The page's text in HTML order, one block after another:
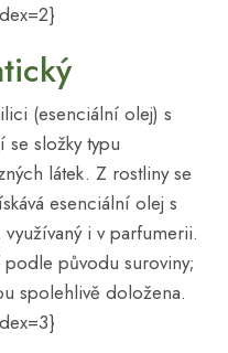
(esenciální olej) s
se složky typu
látek. Z rostliny se
esenciální olej s
i v parfumerii.
původu suroviny;
spolehlivě doložena.